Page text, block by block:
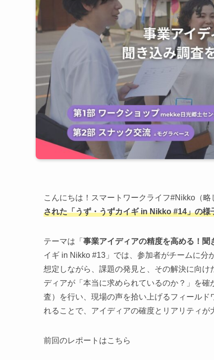
こんにちは！スマートワークライフ#Nikko（略
された「うず・うずカイギ in Nikko #14」の様
テーマは「 事業アイディアの精度を高める！聞
イギ in Nikko #13」では、参加者がチームに分
想定しながら、課題の発見と、その解決に向
ディアが「本当に求められているのか？」を
査）を行い、現場の声を拾い上げるフィールド
れることで、アイディアの確度とリアリティが
前回のレポートはこちら